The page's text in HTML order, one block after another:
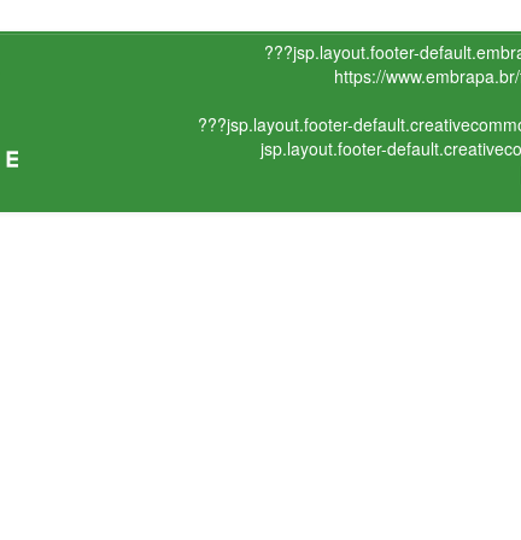
???jsp.layout.footer-
https://
???jsp.layout.footer-
jsp.layout.footer-